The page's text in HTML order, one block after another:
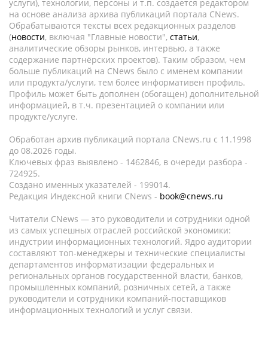
услуги), технологии, персоны и т.п. создается редактором
на основе анализа архива публикаций портала CNews.
Обрабатываются тексты всех редакционных разделов
(новости, включая "Главные новости", статьи,
аналитические обзоры рынков, интервью, а также
содержание партнёрских проектов). Таким образом, чем
больше публикаций на CNews было с именем компании
или продукта/услуги, тем более информативен профиль.
Профиль может быть дополнен (обогащен) дополнительной
информацией, в т.ч. презентацией о компании или
продукте/услуге.
Обработан архив публикаций портала CNews.ru c 11.1998
до 08.2026 годы.
Ключевых фраз выявлено - 1462846, в очереди разбора -
724925.
Создано именных указателей - 199014.
Редакция Индексной книги CNews - book@cnews.ru
Читатели CNews — это руководители и сотрудники одной
из самых успешных отраслей российской экономики:
индустрии информационных технологий. Ядро аудитории
составляют топ-менеджеры и технические специалисты
департаментов информатизации федеральных и
региональных органов государственной власти, банков,
промышленных компаний, розничных сетей, а также
руководители и сотрудники компаний-поставщиков
информационных технологий и услуг связи.